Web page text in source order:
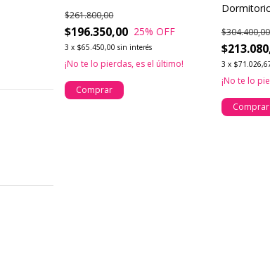
$196.350,00
$261.800,00
25% OFF
3 x $65.450,00 sin interés
¡No te lo pierdas, es el último!
Comprar
$304.400,00
3 x
¡No te lo
Comprar